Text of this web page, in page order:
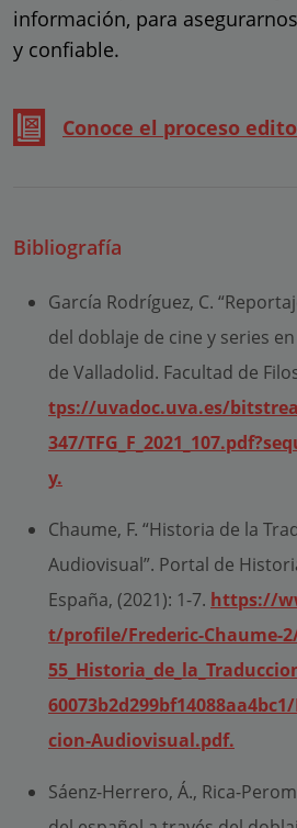
información, para
y confiable.
Conoce el proceso
Bibliografía
García Rodríguez, C.
del doblaje de cine y series
de Valladolid. Facultad de
tps://uvadoc.uva.es/
347/
y.
Chaume, F. “Historia de la
Audiovisual”. Portal de
España, (2021): 1-7. https://
t/profile/Frederic-Chaume-
cion-Audiovisual.pdf.
Sáenz-Herrero, Á., Rica-